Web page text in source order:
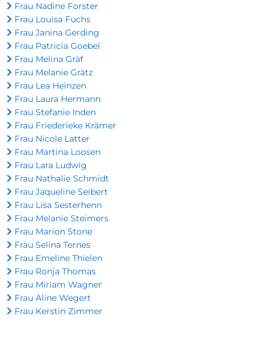
Frau Nadine Forster
Frau Louisa Fuchs
Frau Janina Gerding
Frau Patricia Goebel
Frau Melina Gräf
Frau Melanie Grätz
Frau Lea Heinzen
Frau Laura Hermann
Frau Stefanie Inden
Frau Friederieke Krämer
Frau Nicole Latter
Frau Martina Loosen
Frau Lara Ludwig
Frau Nathalie Schmidt
Frau Jaqueline Seibert
Frau Lisa Sesterhenn
Frau Melanie Steimers
Frau Marion Stone
Frau Selina Ternes
Frau Emeline Thielen
Frau Ronja Thomas
Frau Miriam Wagner
Frau Aline Wegert
Frau Kerstin Zimmer